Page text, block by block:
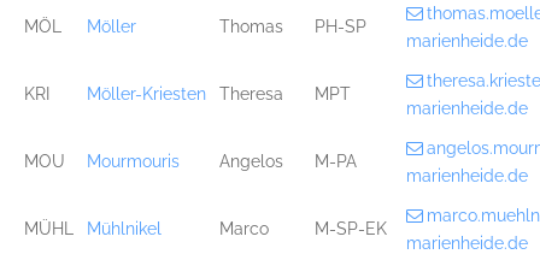
MÖL Möller Thomas PH-SP
marienheide.de
KRI Möller-Kriesten Theresa MPT
marienheide.de
MOU Mourmouris Angelos M-PA
marienheide.de
MÜHL Mühlnikel Marco M-SP-EK
marienheide.de